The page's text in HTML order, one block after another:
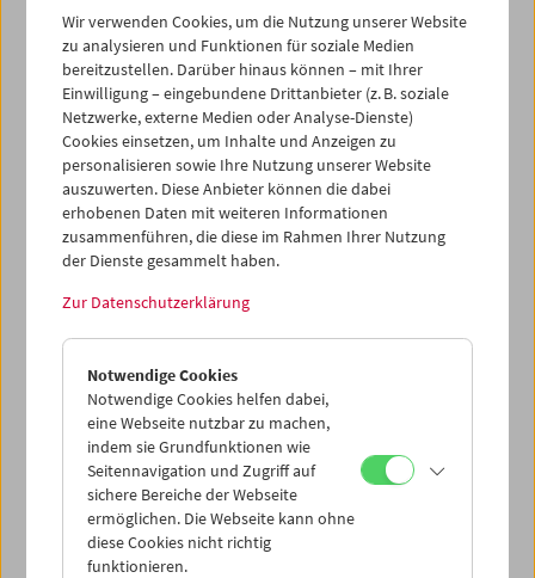
24
26 28
30
31
01 02 03 04 05
iCalender
Programmheft-PDF
English language or subtitles
< Vorherige Woche
Mo 24.8.
Di 25.8.
Mi 26.8.
Do 27.8.
Wir verwenden Cookies, um die Nutzung unserer Website
zu analysieren und Funktionen für soziale Medien
bereitzustellen. Darüber hinaus können – mit Ihrer
Einwilligung – eingebundene Drittanbieter (z. B. soziale
Netzwerke, externe Medien oder Analyse-Dienste)
Cookies einsetzen, um Inhalte und Anzeigen zu
personalisieren sowie Ihre Nutzung unserer Website
auszuwerten. Diese Anbieter können die dabei
erhobenen Daten mit weiteren Informationen
zusammenführen, die diese im Rahmen Ihrer Nutzung
der Dienste gesammelt haben.
Zur Datenschutzerklärung
Notwendige Cookies
Notwendige Cookies helfen dabei,
eine Webseite nutzbar zu machen,
indem sie Grundfunktionen wie
Seitennavigation und Zugriff auf
sichere Bereiche der Webseite
ermöglichen. Die Webseite kann ohne
diese Cookies nicht richtig
funktionieren.